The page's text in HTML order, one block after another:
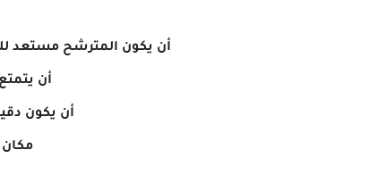
أن يكون المترشح مستعد
أن
أن يكون